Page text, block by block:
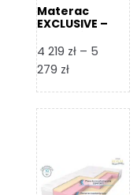
Materac
EXCLUSIVE –
4 219 zł – 5
279 złZakres
od
5